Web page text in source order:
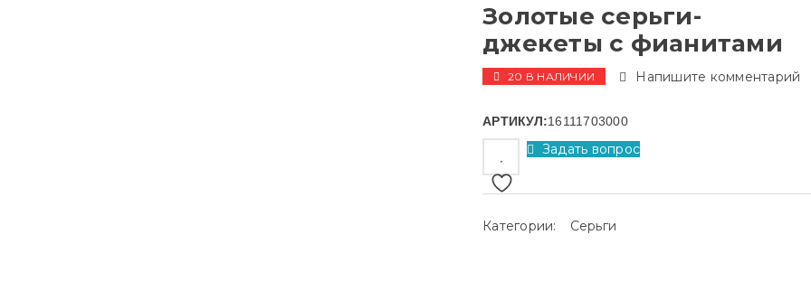
Золотые серьги-
джекеты с фианитами
20 В НАЛИЧИИ Напишите комментарий
АРТИКУЛ:16111703000
Задать вопрос
Категории: Серьги